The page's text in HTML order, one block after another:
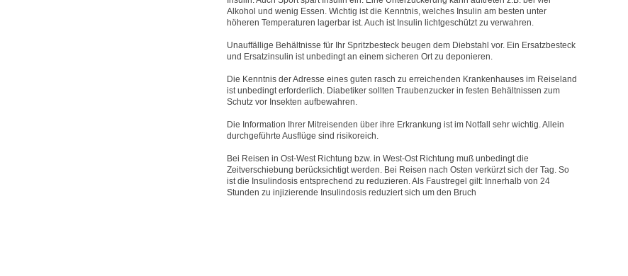
Alkohol und wenig Essen. Wichtig ist die Kenntnis, welches Insulin am besten unter
höheren Temperaturen lagerbar ist. Auch ist Insulin lichtgeschützt zu verwahren.
Unauffällige Behältnisse für Ihr Spritzbesteck beugen dem Diebstahl vor. Ein Ersatzbesteck
und Ersatzinsulin ist unbedingt an einem sicheren Ort zu deponieren.
Die Kenntnis der Adresse eines guten rasch zu erreichenden Krankenhauses im Reiseland
ist unbedingt erforderlich. Diabetiker sollten Traubenzucker in festen Behältnissen zum
Schutz vor Insekten aufbewahren.
Die Information Ihrer Mitreisenden über ihre Erkrankung ist im Notfall sehr wichtig. Allein
durchgeführte Ausflüge sind risikoreich.
Bei Reisen in Ost-West Richtung bzw. in West-Ost Richtung muß unbedingt die
Zeitverschiebung berücksichtigt werden. Bei Reisen nach Osten verkürzt sich der Tag. So
ist die Insulindosis entsprechend zu reduzieren. Als Faustregel gilt: Innerhalb von 24
Stunden zu injizierende Insulindosis reduziert sich um den Bruch